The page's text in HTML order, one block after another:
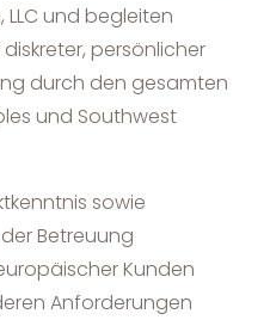
LLC und begleiten
persönlicher
durch den gesamten
und Southwest
sowie
Betreuung
Kunden
Anforderungen